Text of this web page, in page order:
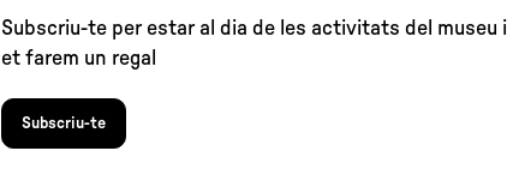
Subscriu-te per estar al dia de les activitats del museu i
et farem un regal
Subscriu-te